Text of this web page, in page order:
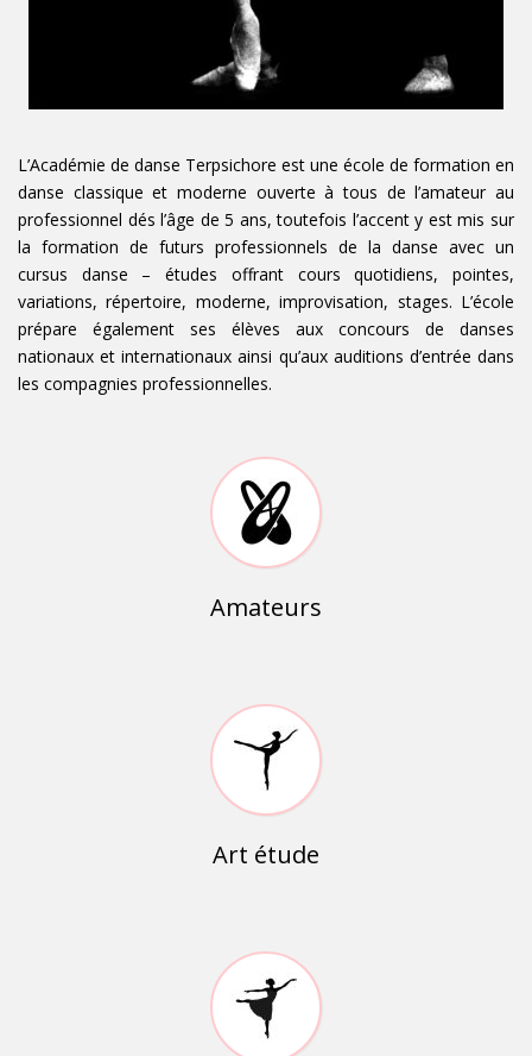
L’Académie de danse Terpsichore est une école de formation en
danse classique et moderne ouverte à tous de l’amateur au
professionnel dés l’âge de 5 ans, toutefois l’accent y est mis sur
la formation de futurs professionnels de la danse avec un
cursus danse – études offrant cours quotidiens, pointes,
variations, répertoire, moderne, improvisation, stages. L’école
prépare également ses élèves aux concours de danses
nationaux et internationaux ainsi qu’aux auditions d’entrée dans
les compagnies professionnelles.
Amateurs
Art étude